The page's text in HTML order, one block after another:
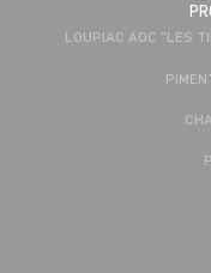
LOUPIAC AOC "LES